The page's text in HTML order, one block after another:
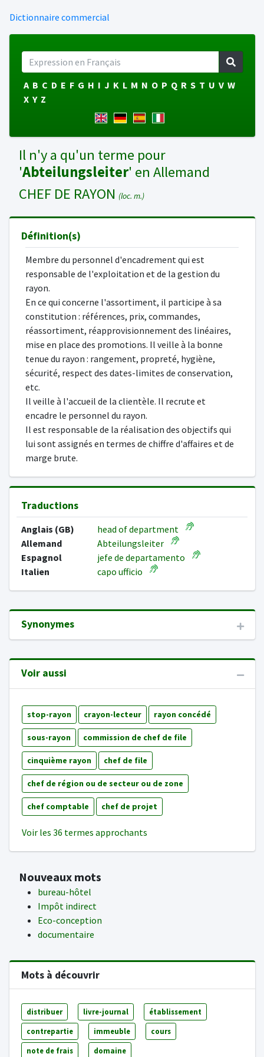
Dictionnaire commercial
A B C D E F G H I J K L M N O P Q R S T U V W
X Y Z
Il n'y a qu'un terme pour
'Abteilungsleiter' en Allemand
CHEF DE RAYON (loc. m.)
Définition(s)
Membre du personnel d'encadrement qui est
responsable de l'exploitation et de la gestion du
rayon.
En ce qui concerne l'assortiment, il participe à sa
constitution : références, prix, commandes,
réassortiment, réapprovisionnement des linéaires,
mise en place des promotions. Il veille à la bonne
tenue du rayon : rangement, propreté, hygiène,
sécurité, respect des dates-limites de conservation,
etc.
Il veille à l'accueil de la clientèle. Il recrute et
encadre le personnel du rayon.
Il est responsable de la réalisation des objectifs qui
lui sont assignés en termes de chiffre d'affaires et de
marge brute.
Traductions
Anglais (GB)
head of department
Allemand
Abteilungsleiter
Espagnol
jefe de departamento
Italien
capo ufficio
Synonymes
Voir aussi
stop-rayon crayon-lecteur rayon concédé
sous-rayon commission de chef de file
cinquième rayon chef de file
chef de région ou de secteur ou de zone
chef comptable chef de projet
Voir les 36 termes approchants
Nouveaux mots
bureau-hôtel
Impôt indirect
Eco-conception
documentaire
Mots à découvrir
distribuer livre-journal établissement
contrepartie immeuble cours
note de frais domaine